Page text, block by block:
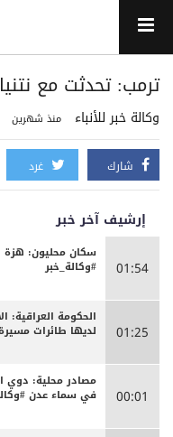
ترمب: تحدثت مع
وكالة خبر للأنباء منذ شهرين
شارك غرد
إرشيف آخر خبر
01:54
سكان محليون: هزة
#وكالة_خبر
01:25
الحكومة العراقية:
لديها طائرات
00:01
مصادر محلية: دوي
في سماء عدن